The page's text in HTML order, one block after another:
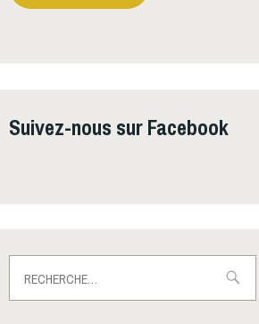
Suivez-nous sur Facebook